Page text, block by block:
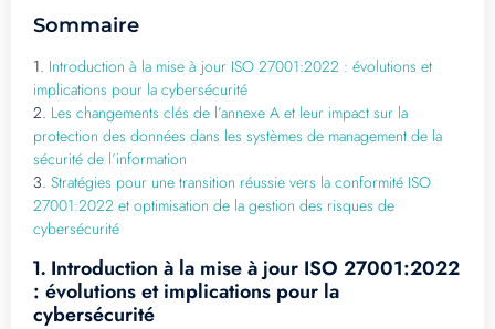
Sommaire
1. Introduction à la mise à jour ISO 27001:2022 : évolutions et
implications pour la cybersécurité
2. Les changements clés de l’annexe A et leur impact sur la
protection des données dans les systèmes de management de la
sécurité de l’information
3. Stratégies pour une transition réussie vers la conformité ISO
27001:2022 et optimisation de la gestion des risques de
cybersécurité
1. Introduction à la mise à jour ISO 27001:2022
: évolutions et implications pour la
cybersécurité